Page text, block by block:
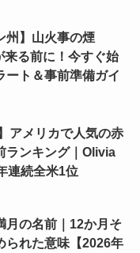
州】山火事の煙
来る前に！今すぐ始
ート＆事前準備ガイ
アメリカで人気の赤
ランキング｜Olivia
連続全米1位
月の名前｜12か月そ
られた意味【2026年